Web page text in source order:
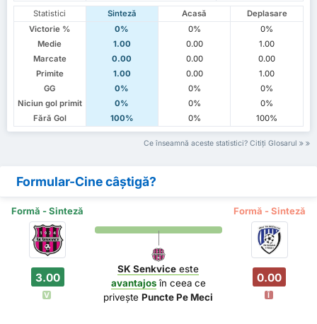
Statistici Sinteză Acasă
Deplasare
Victorie %
0% 0%
0%
Medie
1.00 0.00
1.00
Marcate
0.00 0.00
0.00
Primite
1.00 0.00
1.00
GG
0% 0%
0%
Niciun gol primit
0% 0%
0%
Fără Gol
100% 0% 100%
Ce înseamnă aceste statistici? Citiți Glosarul
Formular-Cine câștigă?
Formă - Sinteză Formă - Sinteză
3.00
V
SK Senkvice este
avantajosîn ceea ce
priveștePuncte Pe Meci
0.00
Î